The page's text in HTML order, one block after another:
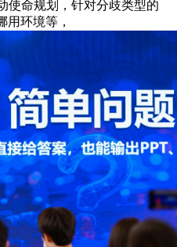
使命规划，针对分歧类型的
用环境等，